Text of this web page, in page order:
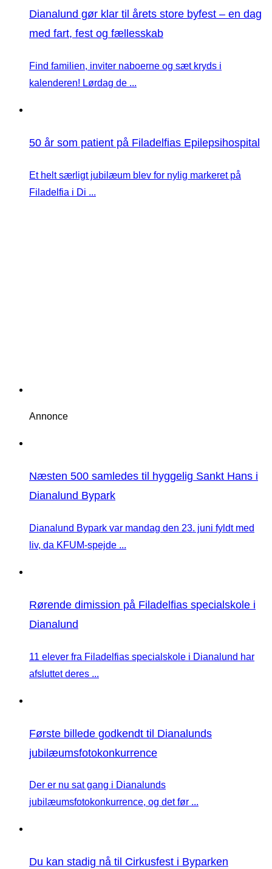
Dianalund gør klar til årets store byfest – en dag
med fart, fest og fællesskab
Find familien, inviter naboerne og sæt kryds i
kalenderen! Lørdag de ...
50 år som patient på Filadelfias Epilepsihospital
Et helt særligt jubilæum blev for nylig markeret på
Filadelfia i Di ...
Annonce
Næsten 500 samledes til hyggelig Sankt Hans i
Dianalund Bypark
Dianalund Bypark var mandag den 23. juni fyldt med
liv, da KFUM-spejde ...
Rørende dimission på Filadelfias specialskole i
Dianalund
11 elever fra Filadelfias specialskole i Dianalund har
afsluttet deres ...
Første billede godkendt til Dianalunds
jubilæumsfotokonkurrence
Der er nu sat gang i Dianalunds
jubilæumsfotokonkurrence, og det før ...
Du kan stadig nå til Cirkusfest i Byparken